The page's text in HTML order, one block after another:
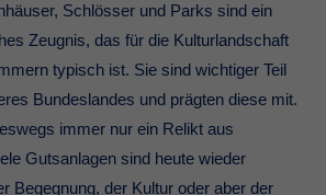
Schlösser und Parks sind ein
Zeugnis, das für die Kulturlandschaft
typisch ist. Sie sind wichtiger Teil
Bundeslandes und prägten diese mit.
immer nur ein Relikt aus
Gutsanlagen sind heute wieder
Begegnung, der Kultur oder aber der